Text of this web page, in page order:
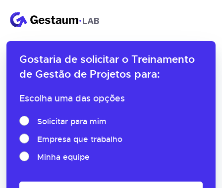
Gostaria de solicitar o Treinamento
de Gestão de Projetos para:
Escolha uma das opções
Solicitar para mim
Empresa que trabalho
Minha equipe